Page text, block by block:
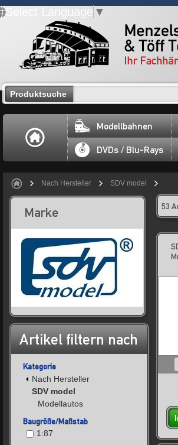
Select Language ▼
Produktsuche
Modellbahnen
DVDs / Blu-Rays
Nach Hersteller SDV model
Marke
Artikel filtern nach
Kategorie
Nach Hersteller
SDV model
Modellautos
Baugröße/Maßstab
1:87
53